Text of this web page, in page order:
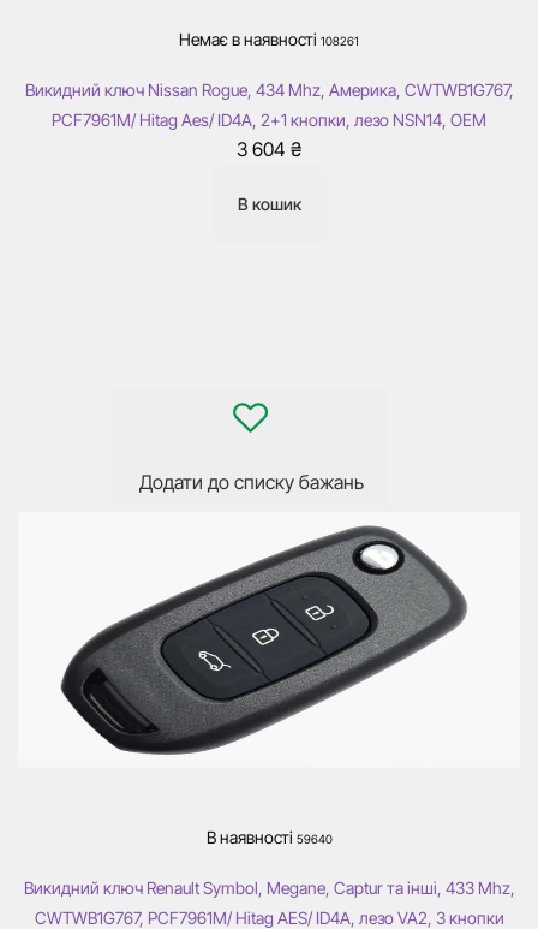
Немає в наявності 108261
Викидний ключ Nissan Rogue, 434 Mhz, Америка, CWTWB1G767,
PCF7961M/ Hitag Aes/ ID4A, 2+1 кнопки, лезо NSN14, OEM
3 604 ₴
В кошик
Додати до списку бажань
В наявності 59640
Викидний ключ Renault Symbol, Megane, Captur та інші, 433 Mhz,
CWTWB1G767, PCF7961M/ Hitag AES/ ID4A, лезо VA2, 3 кнопки